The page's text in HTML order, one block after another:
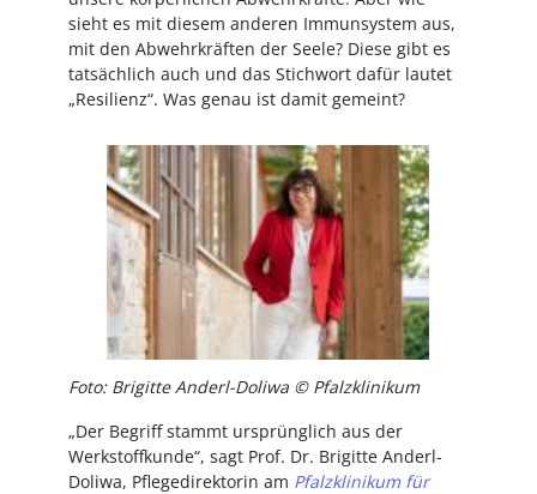
sieht es mit diesem anderen Immunsystem aus,
mit den Abwehrkräften der Seele? Diese gibt es
tatsächlich auch und das Stichwort dafür lautet
„Resilienz“. Was genau ist damit gemeint?
Bild
Foto: Brigitte Anderl-Doliwa © Pfalzklinikum
„Der Begriff stammt ursprünglich aus der
Werkstoffkunde“, sagt Prof. Dr. Brigitte Anderl-
Doliwa, Pflegedirektorin am Pfalzklinikum für